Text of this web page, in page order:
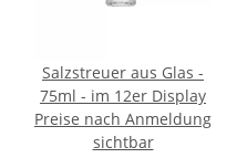
Salzstreuer aus Glas -
75ml - im 12er Display
Preise nach Anmeldung
sichtbar